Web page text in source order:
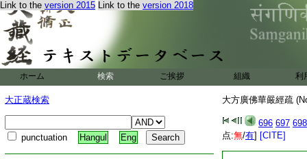
Link to the version 2015 Link to the version 2018
ホーム 検索 ご挨拶 組織 利
大正蔵検索
punctuation Hangul Eng
大方廣佛華嚴經疏
696 697 698
点:無/有] [CITE]